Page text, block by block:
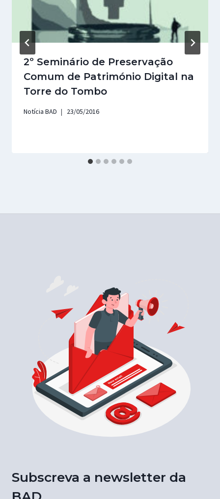
2º Seminário de Preservação
Comum de Património Digital na
Torre do Tombo
Notícia BAD 23/05/2016
Subscreva a newsletter da